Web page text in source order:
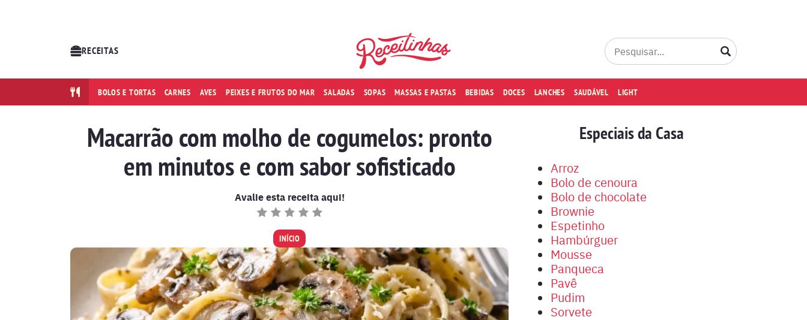
RECEITAS
BOLOS E TORTAS CARNES AVES PEIXES E FRUTOS DO MAR SALADAS SOPAS MASSAS E PASTAS BEBIDAS DOCES LANCHES SAUDÁVEL LIGHT
Macarrão com molho de cogumelos: pronto
em minutos e com sabor sofisticado
Avalie esta receita aqui!
INÍCIO
Especiais da Casa
Arroz
Bolo de cenoura
Bolo de chocolate
Brownie
Espetinho
Hambúrguer
Mousse
Panqueca
Pavê
Pudim
Sorvete